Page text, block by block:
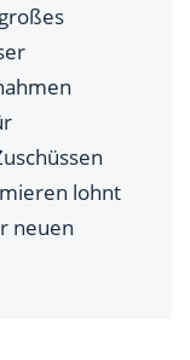
lohnt
neuen